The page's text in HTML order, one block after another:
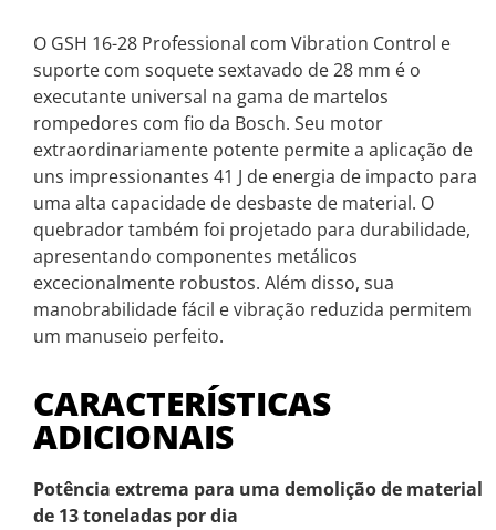
O GSH 16-28 Professional com Vibration Control e
suporte com soquete sextavado de 28 mm é o
executante universal na gama de martelos
rompedores com fio da Bosch. Seu motor
extraordinariamente potente permite a aplicação de
uns impressionantes 41 J de energia de impacto para
uma alta capacidade de desbaste de material. O
quebrador também foi projetado para durabilidade,
apresentando componentes metálicos
excecionalmente robustos. Além disso, sua
manobrabilidade fácil e vibração reduzida permitem
um manuseio perfeito.
CARACTERÍSTICAS
ADICIONAIS
Potência extrema para uma demolição de material
de 13 toneladas por dia